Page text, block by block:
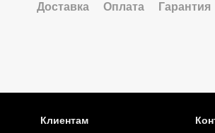
Доставка Оплата Гарантия
Клиентам